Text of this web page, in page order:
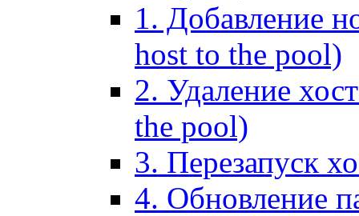
1. Добавление
host to the pool)
2. Удаление
the pool)
3. Перезапуск
4. Обновление